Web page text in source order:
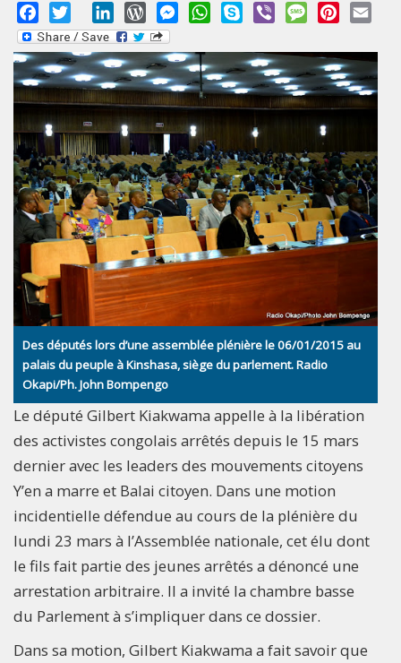
Facebook
Twitter LinkedInWordPressMessengerWhatsApp
Skype Viber MessagePinterest
Des députés lors d’une assemblée plénière le 06/01/2015 au
palais du peuple à Kinshasa, siège du parlement. Radio
Okapi/Ph. John Bompengo
Le député Gilbert Kiakwama appelle à la libération
des activistes congolais arrêtés depuis le 15 mars
dernier avec les leaders des mouvements citoyens
Y’en a marre et Balai citoyen. Dans une motion
incidentielle défendue au cours de la plénière du
lundi 23 mars à l’Assemblée nationale, cet élu dont
le fils fait partie des jeunes arrêtés a dénoncé une
arrestation arbitraire. Il a invité la chambre basse
du Parlement à s’impliquer dans ce dossier.
Dans sa motion, Gilbert Kiakwama a fait savoir que